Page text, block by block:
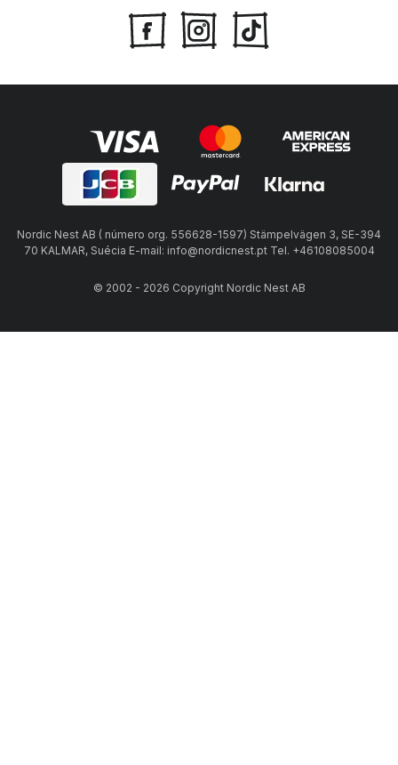
Nordic Nest AB ( número org. 556628-1597) Stämpelvägen 3, SE-394
70 KALMAR, Suécia E-mail: info@nordicnest.pt Tel. +46108085004
© 2002 - 2026 Copyright Nordic Nest AB